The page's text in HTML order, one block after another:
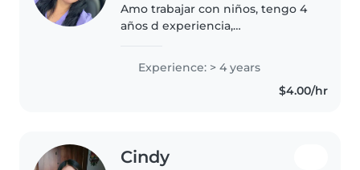
Amo trabajar con niños, tengo 4
años d experiencia,
Empecé cuidando a mi hermano
recién nacido, cuando yo tenia 13
años A los 18 años cuide de un
Experience: > 4 years
$4.00/hr
Cindy